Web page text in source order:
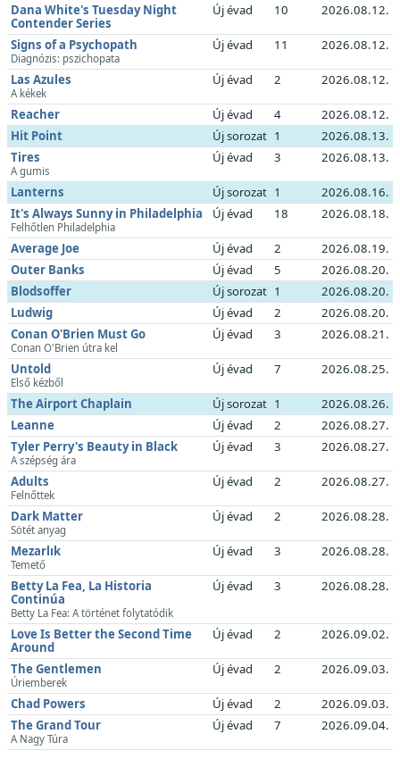
Dana White's Tuesday Night
Contender Series
Új évad 10 2026.08.12.
Signs of a Psychopath
Diagnózis: pszichopata
Új évad 11 2026.08.12.
Las Azules
A kékek
Új évad 2 2026.08.12.
Reacher Új évad 4
2026.08.12.
Hit Point
Új sorozat 1
2026.08.13.
Tires
A gumis
Új évad 3 2026.08.13.
Lanterns Új sorozat 1
2026.08.16.
It's Always Sunny in Philadelphia
Felhőtlen Philadelphia
Új évad 18 2026.08.18.
Average Joe Új évad 2
2026.08.19.
Outer Banks
Új évad 5
2026.08.20.
Blodsoffer
Új sorozat 1
2026.08.20.
Ludwig
Új évad 2
2026.08.20.
Conan O'Brien Must Go
Conan O'Brien útra kel
Új évad 3 2026.08.21.
Untold
Első kézből
Új évad 7 2026.08.25.
The Airport Chaplain Új sorozat 1
2026.08.26.
Leanne
Új évad 2
2026.08.27.
Tyler Perry's Beauty in Black
A szépség ára
Új évad 3 2026.08.27.
Adults
Felnőttek
Új évad 2 2026.08.27.
Dark Matter
Sötét anyag
Új évad 2 2026.08.28.
Mezarlık
Temető
Új évad 3 2026.08.28.
Betty La Fea, La Historia
Continúa
Betty La Fea: A történet folytatódik
Új évad 3 2026.08.28.
Love Is Better the Second Time
Around
Új évad 2 2026.09.02.
The Gentlemen
Úriemberek
Új évad 2 2026.09.03.
Chad Powers Új évad 2
2026.09.03.
The Grand Tour
A Nagy Túra
Új évad 7 2026.09.04.